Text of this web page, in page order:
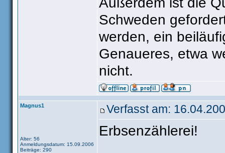
Schweden
werden, ein
Genaueres, etwa
nicht.
Magnus1
Alter: 56
Anmeldungsdatum: 15.09.2006
Beiträge: 290
Verfasst am:
Erbsenzählerei!